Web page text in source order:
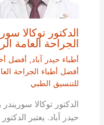
الدكتور توكالا
الجراحة العامة
أطباء حيدر آباد , أفضل
أفضل أطباء الجراحة
للتنسيق الطبي
الدكتور توكالا
حيدر آباد. يعتبر